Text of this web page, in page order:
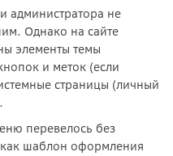
администратора не
Однако на сайте
элементы темы
и меток (если
страницы (личный
перевелось без
как шаблон оформления